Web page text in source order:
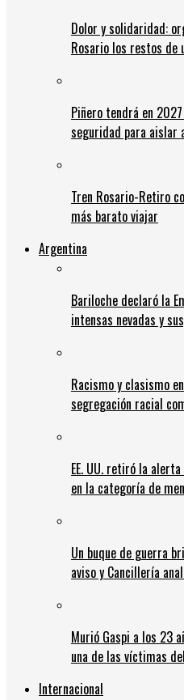
Dolor y solidaridad:
Rosario los restos de
Piñero tendrá en
seguridad para aislar
Tren Rosario-Retiro
más barato viajar
Argentina
Bariloche declaró la
intensas nevadas y
Racismo y clasismo
segregación racial
EE. UU. retiró la
en la categoría de
Un buque de guerra
aviso y Cancillería
Murió Gaspi a los 23
una de las víctimas
Internacional